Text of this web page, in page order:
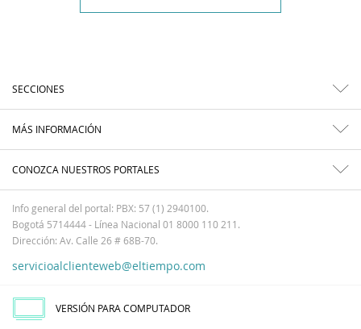
SECCIONES
MÁS INFORMACIÓN
CONOZCA NUESTROS PORTALES
Info general del portal: PBX: 57 (1) 2940100.
Bogotá 5714444 - Línea Nacional 01 8000 110 211.
Dirección: Av. Calle 26 # 68B-70.
servicioalclienteweb@eltiempo.com
VERSIÓN PARA COMPUTADOR